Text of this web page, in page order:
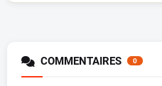
COMMENTAIRES 0